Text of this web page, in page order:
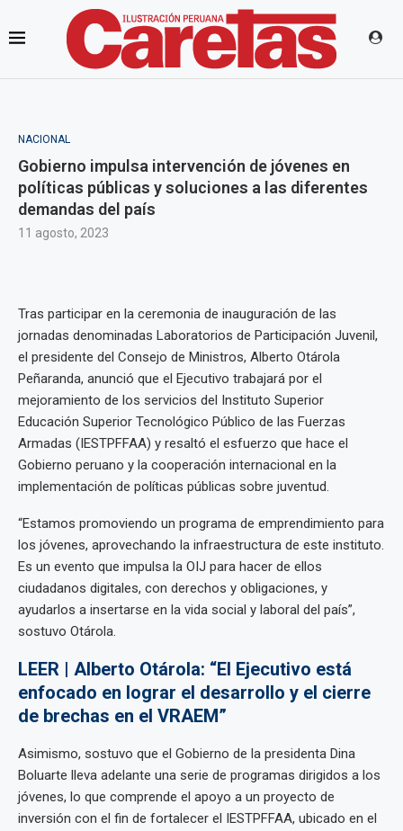
NACIONAL
Gobierno impulsa intervención de jóvenes en
políticas públicas y soluciones a las diferentes
demandas del país
11 agosto, 2023
Tras participar en la ceremonia de inauguración de las
jornadas denominadas Laboratorios de Participación Juvenil,
el presidente del Consejo de Ministros, Alberto Otárola
Peñaranda, anunció que el Ejecutivo trabajará por el
mejoramiento de los servicios del Instituto Superior
Educación Superior Tecnológico Público de las Fuerzas
Armadas (IESTPFFAA) y resaltó el esfuerzo que hace el
Gobierno peruano y la cooperación internacional en la
implementación de políticas públicas sobre juventud.
“Estamos promoviendo un programa de emprendimiento para
los jóvenes, aprovechando la infraestructura de este instituto.
Es un evento que impulsa la OIJ para hacer de ellos
ciudadanos digitales, con derechos y obligaciones, y
ayudarlos a insertarse en la vida social y laboral del país”,
sostuvo Otárola.
LEER | Alberto Otárola: “El Ejecutivo está
enfocado en lograr el desarrollo y el cierre
de brechas en el VRAEM”
Asimismo, sostuvo que el Gobierno de la presidenta Dina
Boluarte lleva adelante una serie de programas dirigidos a los
jóvenes, lo que comprende el apoyo a un proyecto de
inversión con el fin de fortalecer el IESTPFFAA, ubicado en el